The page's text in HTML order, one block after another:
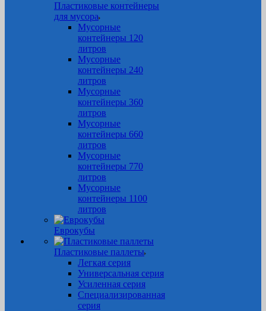
Пластиковые контейнеры
для мусора
Мусорные
контейнеры 120
литров
Мусорные
контейнеры 240
литров
Мусорные
контейнеры 360
литров
Мусорные
контейнеры 660
литров
Мусорные
контейнеры 770
литров
Мусорные
контейнеры 1100
литров
Еврокубы
Пластиковые паллеты
Легкая серия
Универсальная серия
Усиленная серия
Специализированная
серия